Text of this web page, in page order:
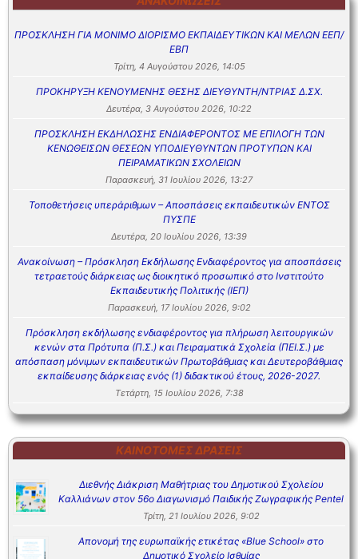
ΠΡΟΣΚΛΗΣΗ ΓΙΑ ΜΟΝΙΜΟ ΔΙΟΡΙΣΜΟ ΕΚΠΑΙΔΕΥΤΙΚΩΝ ΚΑΙ ΜΕΛΩΝ ΕΕΠ/
ΕΒΠ
Τρίτη, 4 Αυγούστου 2026, 14:05
ΠΡΟΚΗΡΥΞΗ ΚΕΝΟΥΜΕΝΗΣ ΘΕΣΗΣ ΔΙΕΥΘΥΝΤΗ/ΝΤΡΙΑΣ Δ.ΣΧ.
Δευτέρα, 3 Αυγούστου 2026, 10:22
ΠΡΟΣΚΛΗΣΗ ΕΚΔΗΛΩΣΗΣ ΕΝΔΙΑΦΕΡΟΝΤΟΣ ΜΕ ΕΠΙΛΟΓΗ ΤΩΝ
ΚΕΝΩΘΕΙΣΩΝ ΘΕΣΕΩΝ ΥΠΟΔΙΕΥΘΥΝΤΩΝ ΠΡΟΤΥΠΩΝ ΚΑΙ
ΠΕΙΡΑΜΑΤΙΚΩΝ ΣΧΟΛΕΙΩΝ
Παρασκευή, 31 Ιουλίου 2026, 13:27
Τοποθετήσεις υπεράριθμων – Αποσπάσεις εκπαιδευτικών ΕΝΤΟΣ
ΠΥΣΠΕ
Δευτέρα, 20 Ιουλίου 2026, 13:39
Ανακοίνωση – Πρόσκληση Εκδήλωσης Ενδιαφέροντος για αποσπάσεις
τετραετούς διάρκειας ως διοικητικό προσωπικό στο Ινστιτούτο
Εκπαιδευτικής Πολιτικής (ΙΕΠ)
Παρασκευή, 17 Ιουλίου 2026, 9:02
Πρόσκληση εκδήλωσης ενδιαφέροντος για πλήρωση λειτουργικών
κενών στα Πρότυπα (Π.Σ.) και Πειραματικά Σχολεία (ΠΕΙ.Σ.) με
απόσπαση μόνιμων εκπαιδευτικών Πρωτοβάθμιας και Δευτεροβάθμιας
εκπαίδευσης διάρκειας ενός (1) διδακτικού έτους, 2026-2027.
Τετάρτη, 15 Ιουλίου 2026, 7:38
ΚΑΙΝΟΤΌΜΕΣ ΔΡΆΣΕΙΣ
Διεθνής Διάκριση Μαθήτριας του Δημοτικού Σχολείου
Καλλιάνων στον 56ο Διαγωνισμό Παιδικής Ζωγραφικής Pentel
Τρίτη, 21 Ιουλίου 2026, 9:02
Απονομή της ευρωπαϊκής ετικέτας «Blue School» στο
Δημοτικό Σχολείο Ισθμίας